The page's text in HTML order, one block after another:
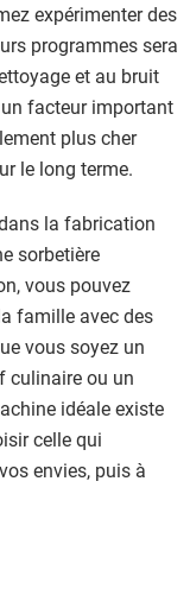
expérimenter des
programmes sera
et au bruit
facteur important
plus cher
le long terme.
la fabrication
sorbetière
vous pouvez
famille avec des
vous soyez un
culinaire ou un
idéale existe
celle qui
envies, puis à